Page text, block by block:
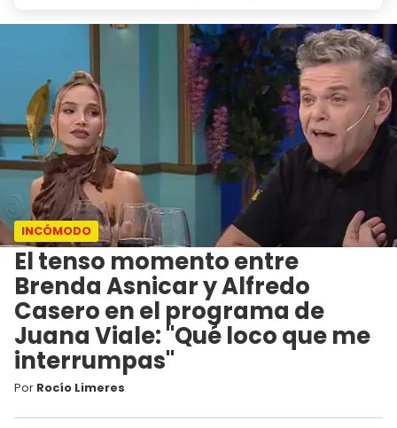
INCÓMODO
El tenso momento entre
Brenda Asnicar y Alfredo
Casero en el programa de
Juana Viale: "Qué loco que me
interrumpas"
Por Rocío Limeres